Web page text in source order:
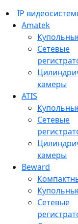
IP
Amatek
Сетевые
камеры
ATIS
Сетевые
камеры
Beward
Сетевые